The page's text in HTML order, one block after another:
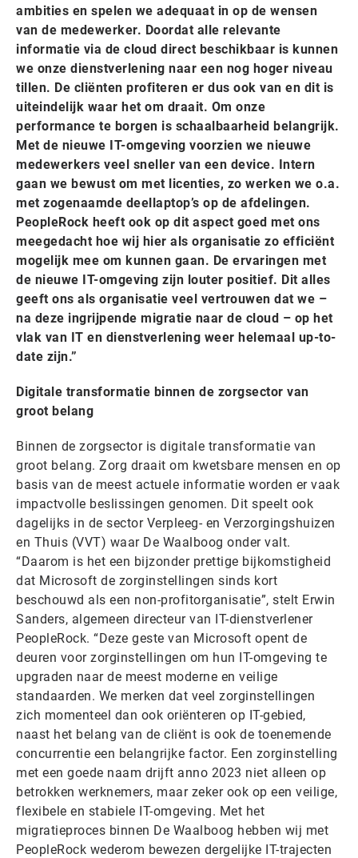
ambities en spelen we adequaat in op de wensen
van de medewerker. Doordat alle relevante
informatie via de cloud direct beschikbaar is kunnen
we onze dienstverlening naar een nog hoger niveau
tillen. De cliënten profiteren er dus ook van en dit is
uiteindelijk waar het om draait. Om onze
performance te borgen is schaalbaarheid belangrijk.
Met de nieuwe IT-omgeving voorzien we nieuwe
medewerkers veel sneller van een device. Intern
gaan we bewust om met licenties, zo werken we o.a.
met zogenaamde deellaptop’s op de afdelingen.
PeopleRock heeft ook op dit aspect goed met ons
meegedacht hoe wij hier als organisatie zo efficiënt
mogelijk mee om kunnen gaan. De ervaringen met
de nieuwe IT-omgeving zijn louter positief. Dit alles
geeft ons als organisatie veel vertrouwen dat we –
na deze ingrijpende migratie naar de cloud – op het
vlak van IT en dienstverlening weer helemaal up-to-
date zijn.”
Digitale transformatie binnen de zorgsector van
groot belang
Binnen de zorgsector is digitale transformatie van
groot belang. Zorg draait om kwetsbare mensen en op
basis van de meest actuele informatie worden er vaak
impactvolle beslissingen genomen. Dit speelt ook
dagelijks in de sector Verpleeg- en Verzorgingshuizen
en Thuis (VVT) waar De Waalboog onder valt.
“Daarom is het een bijzonder prettige bijkomstigheid
dat Microsoft de zorginstellingen sinds kort
beschouwd als een non-profitorganisatie”, stelt Erwin
Sanders, algemeen directeur van IT-dienstverlener
PeopleRock. “Deze geste van Microsoft opent de
deuren voor zorginstellingen om hun IT-omgeving te
upgraden naar de meest moderne en veilige
standaarden. We merken dat veel zorginstellingen
zich momenteel dan ook oriënteren op IT-gebied,
naast het belang van de cliënt is ook de toenemende
concurrentie een belangrijke factor. Een zorginstelling
met een goede naam drijft anno 2023 niet alleen op
betrokken werknemers, maar zeker ook op een veilige,
flexibele en stabiele IT-omgeving. Met het
migratieproces binnen De Waalboog hebben wij met
PeopleRock wederom bewezen dergelijke IT-trajecten